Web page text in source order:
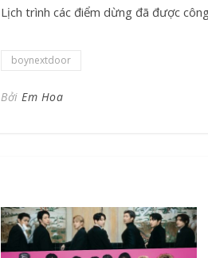
Lịch trình các điểm dừng đã được
boynextdoor
Bởi Em Hoa